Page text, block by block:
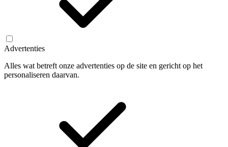
Advertenties
Alles wat betreft onze advertenties op de site en gericht op het
personaliseren daarvan.